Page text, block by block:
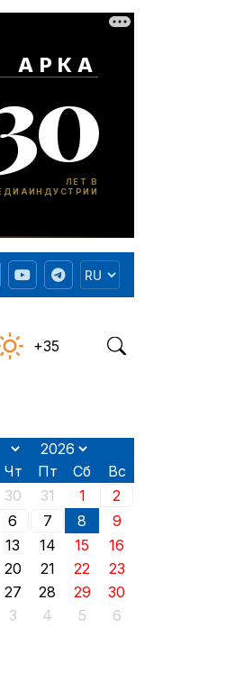
+35
Чт Пт Сб
Вс
30 31 1
2
6 7 8
9
13 14 15
16
20 21 22
23
27 28 29
30
3 4 5 6